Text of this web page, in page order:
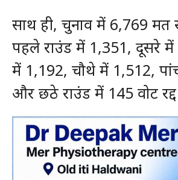
साथ ही, चुनाव में 6,769 मत
पहले राउंड में 1,351, दूसरे में
में 1,192, चौथे में 1,512,
और छठे राउंड में 145 वोट